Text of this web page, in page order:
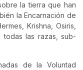
la tierra que han
la Encarnación de
Krishna, Osiris,
todas las razas, sub-
de la Voluntad